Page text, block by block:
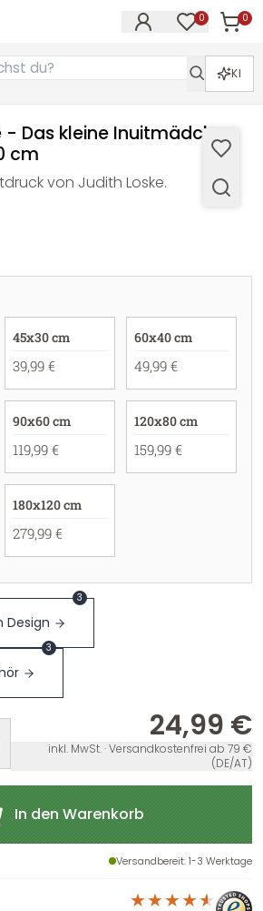
0 0
KI
- Das kleine Inuitmädchen
cm
von Judith Loske.
45x30 cm
39,99 €
60x40 cm
49,99 €
90x60 cm
119,99 €
120x80 cm
159,99 €
180x120 cm
279,99 €
Design
3
3
24,99 €
inkl. MwSt. · Versandkostenfrei ab 79 €
(DE/AT)
In den Warenkorb
Versandbereit: 1-3 Werktage